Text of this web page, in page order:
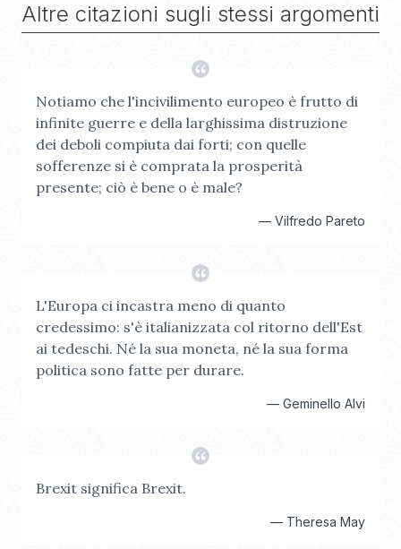
Altre citazioni sugli stessi argomenti
Notiamo che l'incivilimento europeo è frutto di
infinite guerre e della larghissima distruzione
dei deboli compiuta dai forti; con quelle
sofferenze si è comprata la prosperità
presente; ciò è bene o è male?
— Vilfredo Pareto
L'Europa ci incastra meno di quanto
credessimo: s'è italianizzata col ritorno dell'Est
ai tedeschi. Né la sua moneta, né la sua forma
politica sono fatte per durare.
— Geminello Alvi
Brexit significa Brexit.
— Theresa May